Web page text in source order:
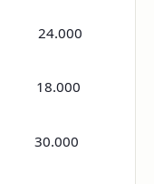
24.000
18.000
30.000